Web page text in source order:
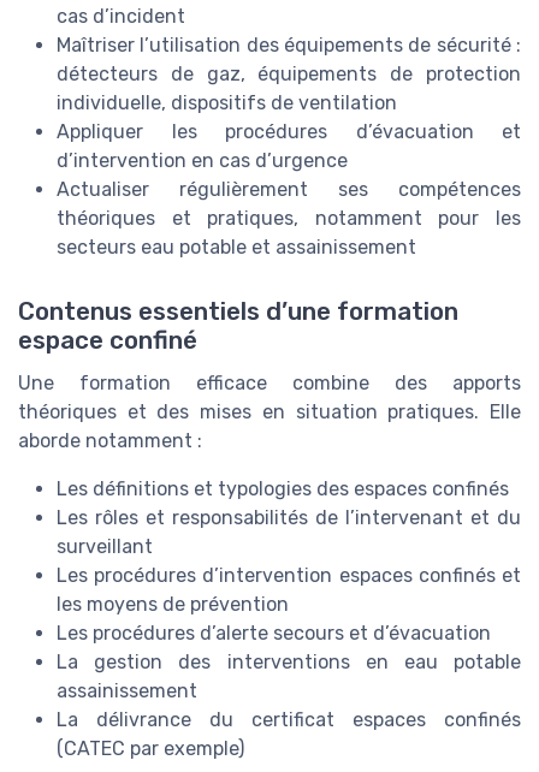
cas d’incident
Maîtriser l’utilisation des équipements de sécurité :
détecteurs de gaz, équipements de protection
individuelle, dispositifs de ventilation
Appliquer les procédures d’évacuation et
d’intervention en cas d’urgence
Actualiser régulièrement ses compétences
théoriques et pratiques, notamment pour les
secteurs eau potable et assainissement
Contenus essentiels d’une formation
espace confiné
Une formation efficace combine des apports
théoriques et des mises en situation pratiques. Elle
aborde notamment :
Les définitions et typologies des espaces confinés
Les rôles et responsabilités de l’intervenant et du
surveillant
Les procédures d’intervention espaces confinés et
les moyens de prévention
Les procédures d’alerte secours et d’évacuation
La gestion des interventions en eau potable
assainissement
La délivrance du certificat espaces confinés
(CATEC par exemple)